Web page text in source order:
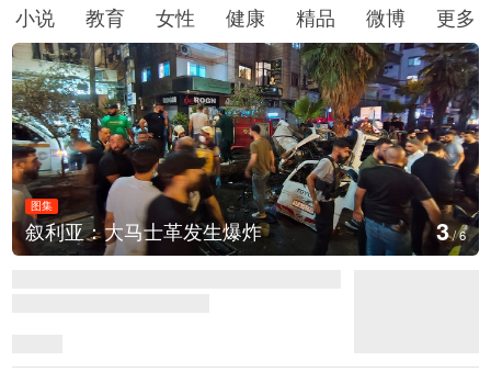
小说
教育 女性 健康 精品 微博 更多
图集
叙利亚：大马士革发生爆炸 3/6